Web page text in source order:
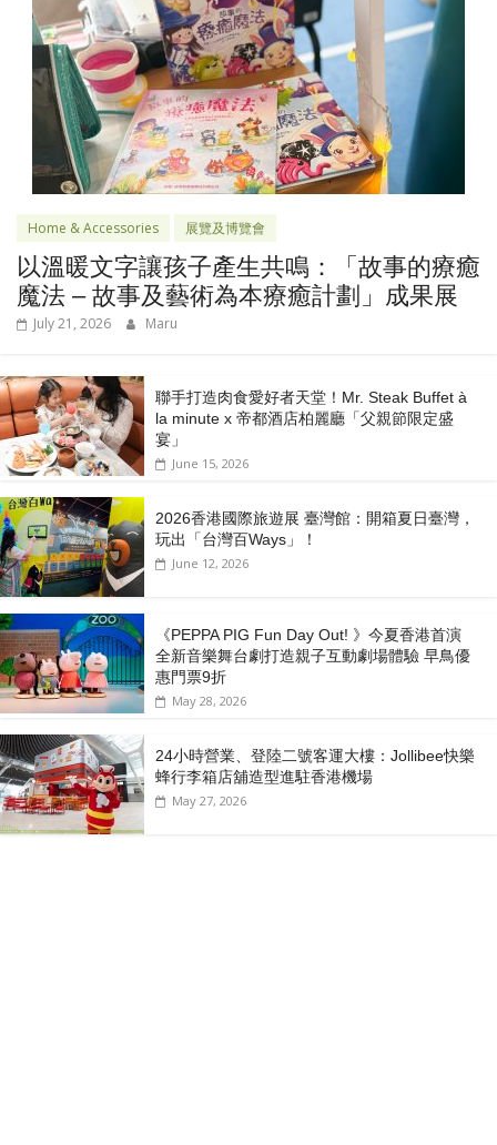
Home & Accessories 展覽及博覽會
以溫暖文字讓孩子產生共鳴：「故事的療癒
魔法 – 故事及藝術為本療癒計劃」成果展
July 21, 2026 Maru
聯手打造肉食愛好者天堂！Mr. Steak Buffet à
la minute x 帝都酒店柏麗廳「⽗親節限定盛
宴」
June 15, 2026
2026香港國際旅遊展 臺灣館：開箱夏日臺灣，
玩出「台灣百Ways」！
June 12, 2026
《PEPPA PIG Fun Day Out! 》今夏香港首演
全新音樂舞台劇打造親子互動劇場體驗 早鳥優
惠門票9折
May 28, 2026
24小時營業、登陸二號客運大樓：Jollibee快樂
蜂行李箱店舖造型進駐香港機場
May 27, 2026